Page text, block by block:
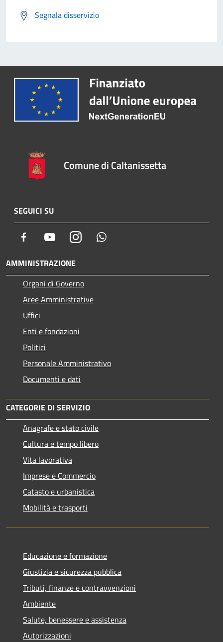
Segnala disservizio
Comune di Caltanissetta
SEGUICI SU
Facebook YoutubeInstagram
AMMINISTRAZIONE
Organi di Governo
Aree Amministrative
Uffici
Enti e fondazioni
Politici
Personale Amministrativo
Documenti e dati
CATEGORIE DI SERVIZIO
Anagrafe e stato civile
Cultura e tempo libero
Vita lavorativa
Imprese e Commercio
Catasto e urbanistica
Mobilità e trasporti
Educazione e formazione
Giustizia e sicurezza pubblica
Tributi, finanze e contravvenzioni
Ambiente
Salute, benessere e assistenza
Autorizzazioni